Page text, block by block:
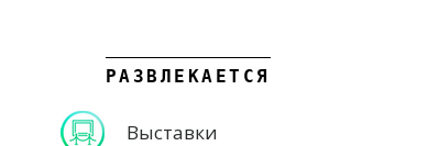
РАЗВЛЕКАЕТСЯ
Выставки